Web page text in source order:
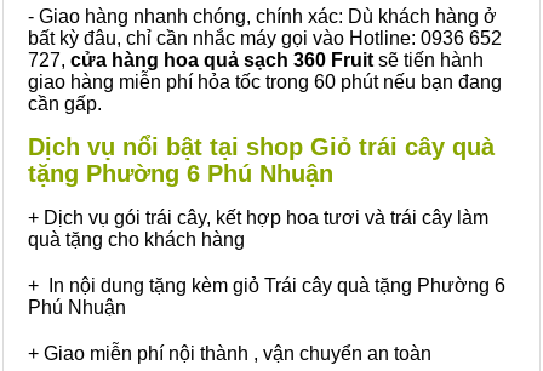
- Giao hàng nhanh chóng, chính xác: Dù khách hàng ở
bất kỳ đâu, chỉ cần nhắc máy gọi vào Hotline: 0936 652
727, cửa hàng hoa quả sạch 360 Fruit sẽ tiến hành
giao hàng miễn phí hỏa tốc trong 60 phút nếu bạn đang
cần gấp.
Dịch vụ nổi bật tại shop Giỏ trái cây quà
tặng Phường 6 Phú Nhuận
+ Dịch vụ gói trái cây, kết hợp hoa tươi và trái cây làm
quà tặng cho khách hàng
+ In nội dung tặng kèm giỏ Trái cây quà tặng Phường 6
Phú Nhuận
+ Giao miễn phí nội thành , vận chuyển an toàn